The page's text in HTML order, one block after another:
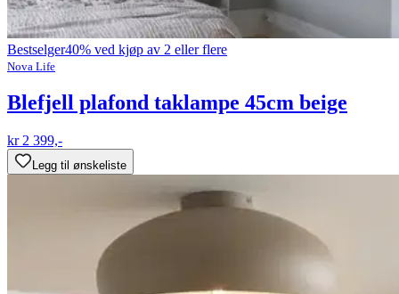
Bestselger40% ved kjøp av 2 eller flere
Nova Life
Blefjell plafond taklampe 45cm beige
kr 2 399,-
Legg til ønskeliste